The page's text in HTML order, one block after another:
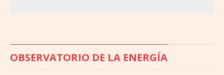
OBSERVATORIO DE LA ENERGÍA